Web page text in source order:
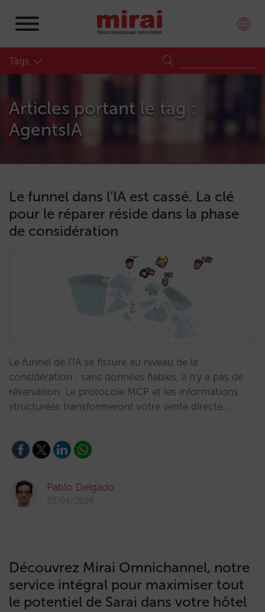
Tags
Articles portant le tag :
AgentsIA
Le funnel dans l’IA est cassé. La clé
pour le réparer réside dans la phase
de considération
Le funnel de l'IA se fissure au niveau de la
considération : sans données fiables, il n'y a pas de
réservation. Le protocole MCP et les informations
structurées transformeront votre vente directe. …
Pablo Delgado
23/04/2026
Découvrez Mirai Omnichannel, notre
service intégral pour maximiser tout
le potentiel de Sarai dans votre hôtel